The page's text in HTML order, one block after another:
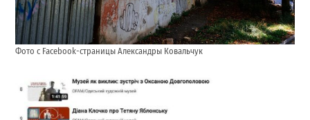
Фото с Facebook-страницы Александры Ковальчук